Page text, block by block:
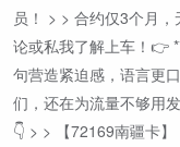
员！ > > 合约仅3个月
论或私我了解上车！👉
句营造紧迫感，语言更
们，还在为流量不够用
👇 > > 【72169南疆卡